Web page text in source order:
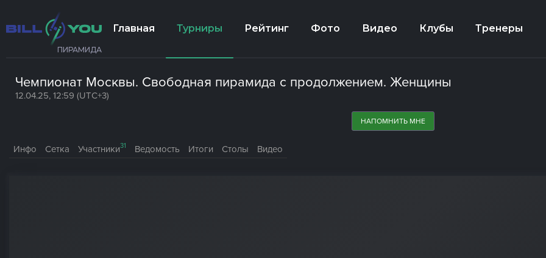
ПИРАМИДА
Главная Турниры Рейтинг Фото Видео Клубы Тренеры
Чемпионат Москвы. Свободная пирамида с продолжением. Женщины
12.04.25, 12:59 (UTC+3)
НАПОМНИТЬ МНЕ
Инфо Сетка Участники31 Ведомость Итоги Столы Видео